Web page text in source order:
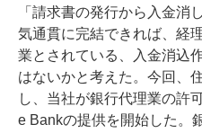
「請求書の発行から入金消
気通貫に完結できれば、経
業とされている、入金消込
はないかと考えた。今回、
し、当社が銀行代理業の許
e Bankの提供を開始した。